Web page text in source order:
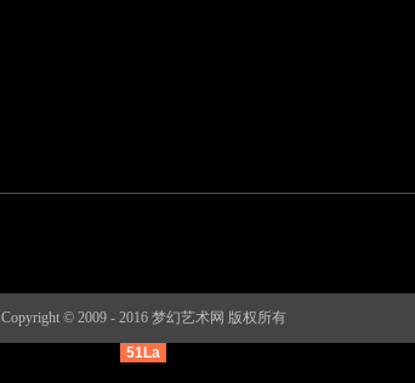
Copyright © 2009 - 2016 梦幻艺术网 版权所有
51La